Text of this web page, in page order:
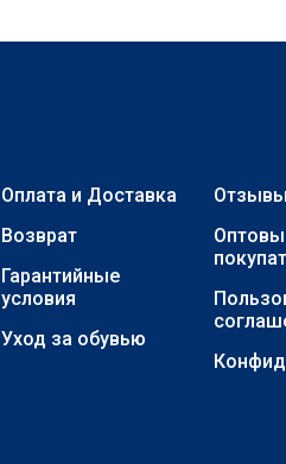
Оплата и Доставка
Возврат
Гарантийные
условия
Уход за обувью
Отзывы